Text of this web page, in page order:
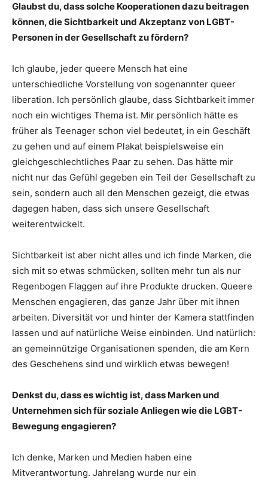
Glaubst du, dass solche Kooperationen dazu beitragen
können, die Sichtbarkeit und Akzeptanz von LGBT-
Personen in der Gesellschaft zu fördern?
Ich glaube, jeder queere Mensch hat eine
unterschiedliche Vorstellung von sogenannter queer
liberation. Ich persönlich glaube, dass Sichtbarkeit immer
noch ein wichtiges Thema ist. Mir persönlich hätte es
früher als Teenager schon viel bedeutet, in ein Geschäft
zu gehen und auf einem Plakat beispielsweise ein
gleichgeschlechtliches Paar zu sehen. Das hätte mir
nicht nur das Gefühl gegeben ein Teil der Gesellschaft zu
sein, sondern auch all den Menschen gezeigt, die etwas
dagegen haben, dass sich unsere Gesellschaft
weiterentwickelt.
Sichtbarkeit ist aber nicht alles und ich finde Marken, die
sich mit so etwas schmücken, sollten mehr tun als nur
Regenbogen Flaggen auf ihre Produkte drucken. Queere
Menschen engagieren, das ganze Jahr über mit ihnen
arbeiten. Diversität vor und hinter der Kamera stattfinden
lassen und auf natürliche Weise einbinden. Und natürlich:
an gemeinnützige Organisationen spenden, die am Kern
des Geschehens sind und wirklich etwas bewegen!
Denkst du, dass es wichtig ist, dass Marken und
Unternehmen sich für soziale Anliegen wie die LGBT-
Bewegung engagieren?
Ich denke, Marken und Medien haben eine
Mitverantwortung. Jahrelang wurde nur ein